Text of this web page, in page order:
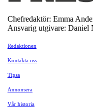
Chefredaktör: Emma
Ansvarig utgivare: Daniel
Redaktionen
Kontakta oss
Tipsa
Annonsera
Vår historia